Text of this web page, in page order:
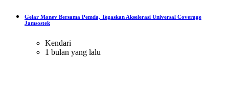
Gelar Monev Bersama Pemda, Tegaskan Akselerasi Universal Coverage
Jamsostek
Kendari
1 bulan yang lalu